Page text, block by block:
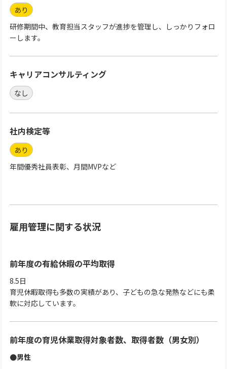
あり
研修期間中、教育担当スタッフが進捗を管理し、しっかりフォロ
ーします。
キャリアコンサルティング
なし
社内検定等
あり
年間優秀社員表彰、月間MVPなど
雇用管理に関する状況
前年度の有給休暇の平均取得
8.5日
育児休暇取得も多数の実績があり、子どもの急な発熱などにも柔
軟に対応しています。
前年度の育児休業取得対象者数、取得者数（男女別）
●男性